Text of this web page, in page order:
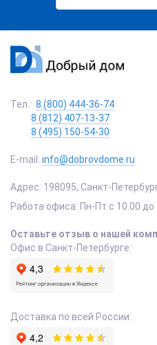
Тел.: 8 (800) 444-36-74
8 (812) 407-13-37
8 (495) 150-54-30
E-mail: info@dobrovdome.ru
Адрес: 198095, Санкт-
Работа офиса: Пн-Пт с 10.00 до
Оставьте отзыв о нашей
Офис в Санкт-Петербурге:
Доставка по всей России: